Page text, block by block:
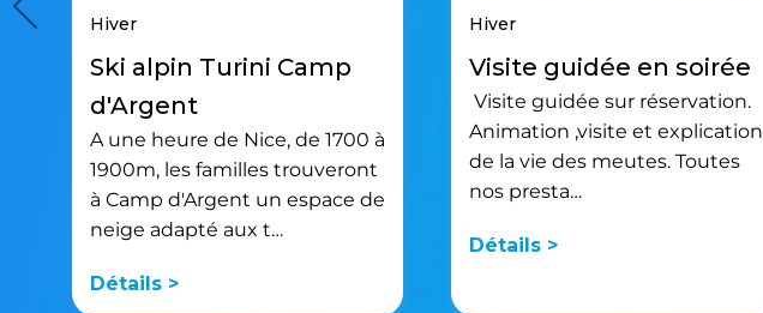
Hiver
Ski alpin Turini Camp
d'Argent
A une heure de Nice, de 1700 à
1900m, les familles trouveront
à Camp d'Argent un espace de
neige adapté aux t…
Détails >
Hiver
Visite guidée en soirée
Visite guidée sur réservation.
Animation ,visite et explication
de la vie des meutes. Toutes
nos presta…
Détails >